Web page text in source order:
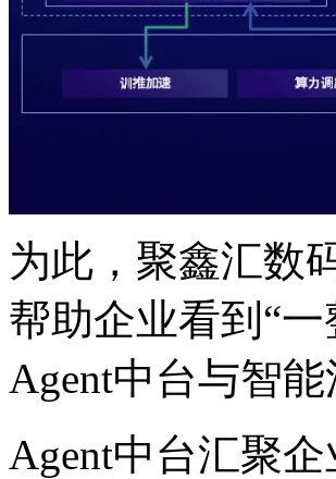
为此，聚鑫汇
帮助企业看到“一
Agent中台与智
Agent中台汇聚企